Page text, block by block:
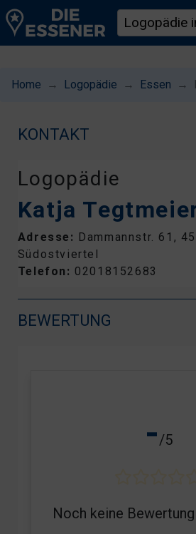
Home Logopädie Essen
KONTAKT
Logopädie
Katja
Adresse: Dammannstr. 61,
Südostviertel
Telefon: 02018152683
BEWERTUNG
-/5
Noch keine